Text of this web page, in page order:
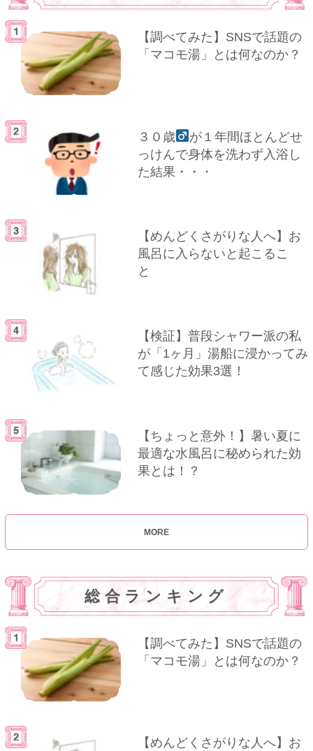
【調べてみた】SNSで話題の
「マコモ湯」とは何なのか？
３０歳
が１年間ほとんどせ
っけんで身体を洗わず入浴し
た結果・・・
【めんどくさがりな人へ】お
風呂に入らないと起こるこ
と
【検証】普段シャワー派の私
が「1ヶ月」湯船に浸かってみ
て感じた効果3選！
【ちょっと意外！】暑い夏に
最適な水風呂に秘められた効
果とは！？
MORE
総合ランキング
【調べてみた】SNSで話題の
「マコモ湯」とは何なのか？
【めんどくさがりな人へ】お